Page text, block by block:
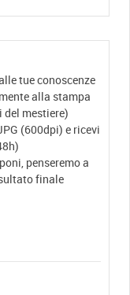
tue conoscenze
alla stampa
mestiere)
(600dpi) e ricevi
penseremo a
finale